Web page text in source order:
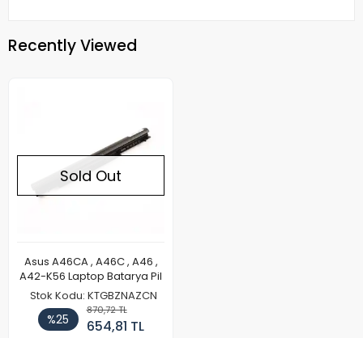
Recently Viewed
Sold Out
Asus A46CA , A46C , A46 ,
A42-K56 Laptop Batarya Pil
Stok Kodu: KTGBZNAZCN
%25
870,72 TL
654,81 TL